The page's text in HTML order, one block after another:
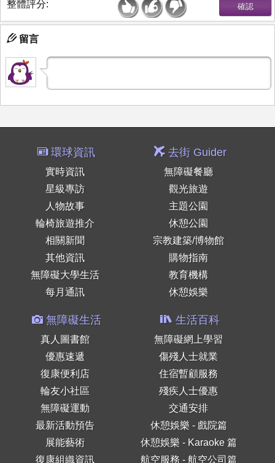
整體評分:
留言
環球資訊
實時資訊
星級專訪
人物故事
輪椅旅遊推介
相關新聞
其他資訊
無障礙大學生活
每月通訊
去街 Guider
無障礙餐廳
觀光旅遊
主題公園
休憩公園
宗教建築/博物館
購物指南
教育機構
休憩娛樂
無障礙生活
真人圖書館
優惠速遞
復康便利店
輪友小社區
無障礙運動
最新活動預告
展能藝術
復康組織資訊
生活百科
無障礙網上學習
傷殘人士就業
住宿暫顧服務
殘疾人士優惠
交通安排
休憩娛樂 - 戲院篇
休憩娛樂 - Karaoke 篇
航空服務 - 航空公司篇